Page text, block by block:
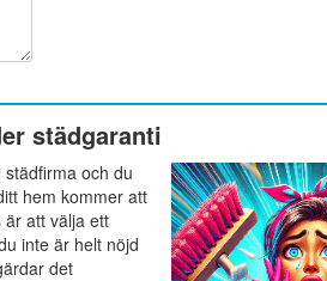
städgaranti
och du
hem kommer att
att välja ett
inte är helt nöjd
det